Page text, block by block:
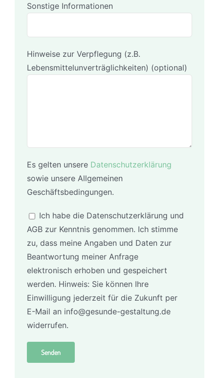
Sonstige Informationen
Hinweise zur Verpflegung (z.B.
Lebensmittelunverträglichkeiten) (optional)
Es gelten unsere Datenschutzerklärung
sowie unsere Allgemeinen
Geschäftsbedingungen.
Ich habe die Datenschutzerklärung und
AGB zur Kenntnis genommen. Ich stimme
zu, dass meine Angaben und Daten zur
Beantwortung meiner Anfrage
elektronisch erhoben und gespeichert
werden. Hinweis: Sie können Ihre
Einwilligung jederzeit für die Zukunft per
E-Mail an info@gesunde-gestaltung.de
widerrufen.